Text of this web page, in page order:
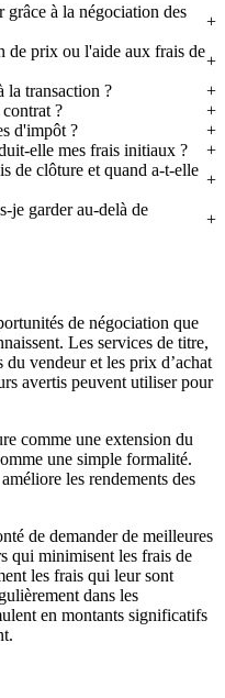
à la négociation des
de prix ou l'aide aux frais de
la transaction ?
?
d'impôt ?
elle mes frais initiaux ?
de clôture et quand a-t-elle
je garder au-delà de
de négociation que
Les services de titre,
vendeur et les prix d’achat
avertis peuvent utiliser pour
comme une extension du
une simple formalité.
les rendements des
de demander de meilleures
qui minimisent les frais de
les frais qui leur sont
dans les
en montants significatifs